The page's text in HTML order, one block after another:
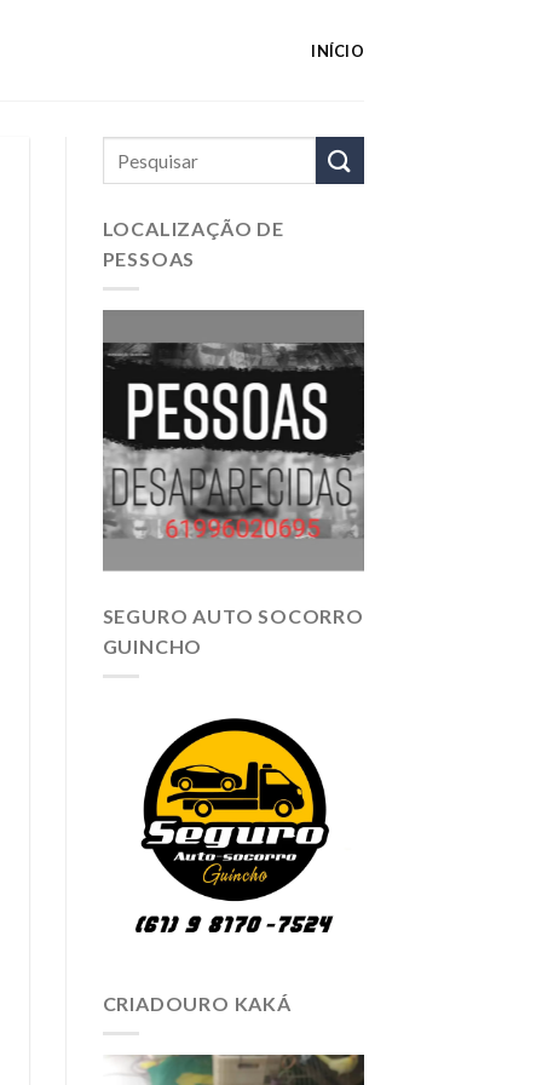
INÍCIO
LOCALIZAÇÃO DE
PESSOAS
SEGURO AUTO SOCORRO
GUINCHO
CRIADOURO KAKÁ